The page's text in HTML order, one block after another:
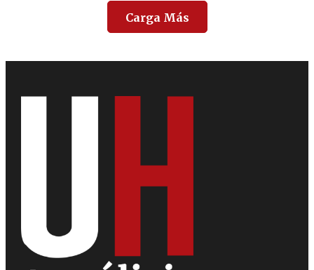
Carga Más